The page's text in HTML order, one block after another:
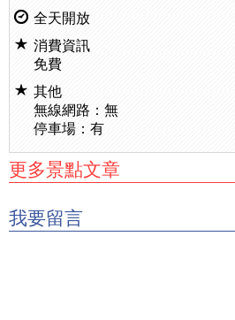
全天開放
消費資訊
免費
其他
無線網路：無
停車場：有
更多景點文章
我要留言